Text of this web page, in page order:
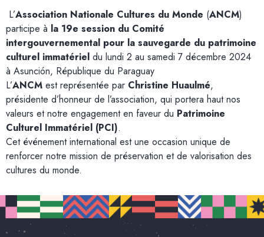
L’Association Nationale Cultures du Monde (ANCM)
participe à la 19e session du Comité
intergouvernemental pour la sauvegarde du patrimoine
culturel immatériel du lundi 2 au samedi 7 décembre 2024
à Asunción, République du Paraguay
L’ANCM est représentée par Christine Huaulmé,
présidente d’honneur de l’association, qui portera haut nos
valeurs et notre engagement en faveur du Patrimoine
Culturel Immatériel (PCI).
Cet événement international est une occasion unique de
renforcer notre mission de préservation et de valorisation des
cultures du monde.